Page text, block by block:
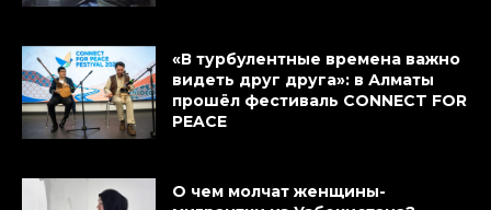
«В турбулентные времена важно
видеть друг друга»: в Алматы
прошёл фестиваль CONNECT FOR
PEACE
О чем молчат женщины-